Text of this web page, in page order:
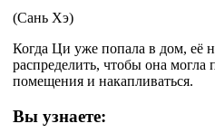
(Сань Хэ)
Когда Ци уже попала в дом, её
распределить, чтобы она могла
помещения и накапливаться.
Вы узнаете: